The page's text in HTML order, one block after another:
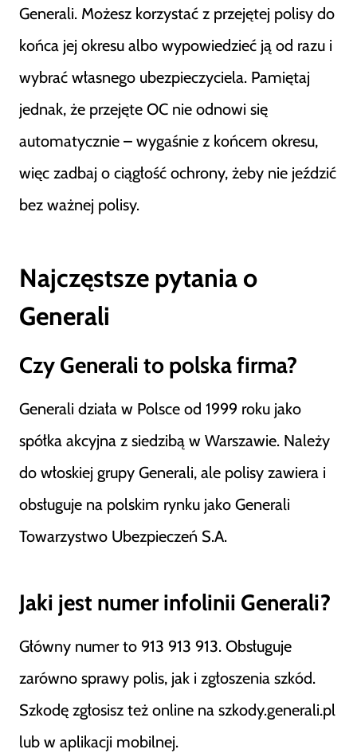
Generali. Możesz korzystać z przejętej polisy do
końca jej okresu albo wypowiedzieć ją od razu i
wybrać własnego ubezpieczyciela. Pamiętaj
jednak, że przejęte OC nie odnowi się
automatycznie – wygaśnie z końcem okresu,
więc zadbaj o ciągłość ochrony, żeby nie jeździć
bez ważnej polisy.
Najczęstsze pytania o
Generali
Czy Generali to polska firma?
Generali działa w Polsce od 1999 roku jako
spółka akcyjna z siedzibą w Warszawie. Należy
do włoskiej grupy Generali, ale polisy zawiera i
obsługuje na polskim rynku jako Generali
Towarzystwo Ubezpieczeń S.A.
Jaki jest numer infolinii Generali?
Główny numer to 913 913 913. Obsługuje
zarówno sprawy polis, jak i zgłoszenia szkód.
Szkodę zgłosisz też online na szkody.generali.pl
lub w aplikacji mobilnej.